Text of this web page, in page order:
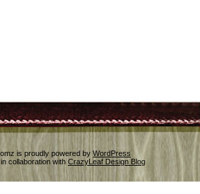
is proudly powered by WordPress
in collaboration with CrazyLeaf Design Blog